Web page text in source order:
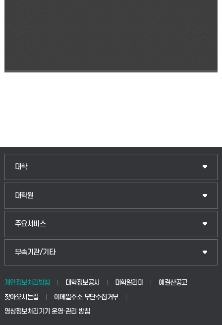
대학
인문융합공공인재학부
법경영학부
생명공학부
대학원
일반대학원
산업대학원
공공정책대학원
교육대학원
주요서비스
입학안내
웹메일
학사시스템(전문학사 및 전공심화)
부속기관/기타
중앙도서관
학생생활관(안성)
개인정보처리방침 대학정보공시 대학알리미
예결산공고
찾아오시는길
이메일주소 무단수집거부
영상정보처리기기 운영·관리 방침